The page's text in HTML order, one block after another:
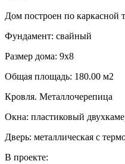
Дом построен по каркасной
Фундамент: свайный
Размер дома: 9х8
Общая площадь: 180.00 м2
Кровля. Металлочерепица
Окна: пластиковый
Дверь: металлическая с
В проекте: